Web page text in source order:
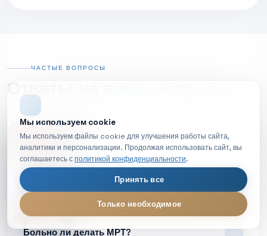
ЧАСТЫЕ ВОПРОСЫ
Ответы на
Что такое МРТ простыми словами?
Как подготовиться к МРТ?
Больно ли делать МРТ?
Мы используем cookie
Мы используем файлы cookie для улучшения работы сайта,
аналитики и персонализации. Продолжая использовать сайт, вы
соглашаетесь сполитикой конфиденциальности.
Принять все
Только необходимое